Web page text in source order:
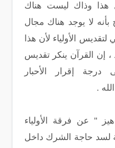
هذا وذاك ليست هناك
لا يوجد هناك مجال
الأولياء لأن هذا
إن القرآن ينكر تقديس
درجة إقرار الأحبار
.
" عن فرقة الأولياء
لسد حاجة الشرك داخل